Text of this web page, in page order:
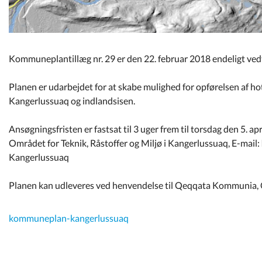
Kommuneplantillæg nr. 29 er den 22. februar 2018 endeligt
Planen er udarbejdet for at skabe mulighed for opførelsen af
Kangerlussuaq og indlandsisen.
Ansøgningsfristen er fastsat til 3 uger frem til torsdag den 5.
Området for Teknik, Råstoffer og Miljø i Kangerlussuaq, E-
Kangerlussuaq
Planen kan udleveres ved henvendelse til Qeqqata
kommuneplan-kangerlussuaq